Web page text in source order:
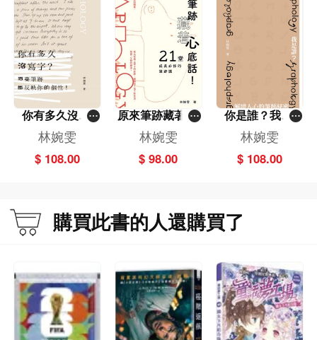
你有多久沒寫
字？原來筆跡能
反映你的個性！
林婉雯
$ 108.00
原來筆跡藏著心
底話！21堂成長
必修的筆跡課
林婉雯
$ 98.00
你是誰？我是
誰？解讀人心的
筆跡秘密
林婉雯
$ 108.00
購買此書的人還購買了